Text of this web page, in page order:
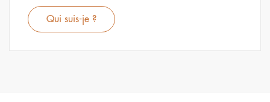
Qui suis-je ?